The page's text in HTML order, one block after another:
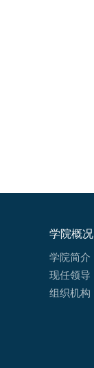
学院概况
学院简介
现任领导
组织机构